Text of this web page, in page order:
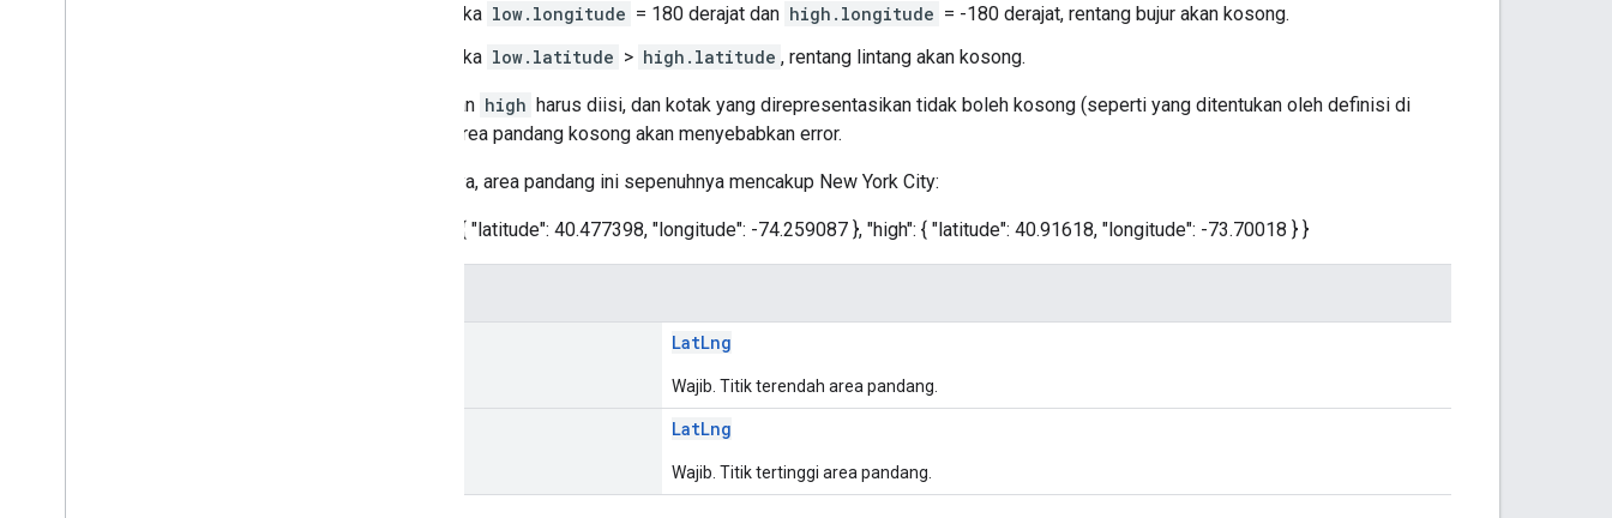
Jika low.longitude = 180 derajat dan high.longitude = -180 derajat, rentang bujur akan kosong.
Jika low.latitude > high.latitude , rentang lintang akan kosong.
dan high harus diisi, dan kotak yang direpresentasikan tidak boleh kosong (seperti yang ditentukan oleh definisi di
atas). Area pandang kosong akan menyebabkan error.
Misalnya, area pandang ini sepenuhnya mencakup New York City:
{ "low": { "latitude": 40.477398, "longitude": -74.259087 }, "high": { "latitude": 40.91618, "longitude": -73.70018 } }
LatLng
Wajib. Titik terendah area pandang.
LatLng
Wajib. Titik tertinggi area pandang.